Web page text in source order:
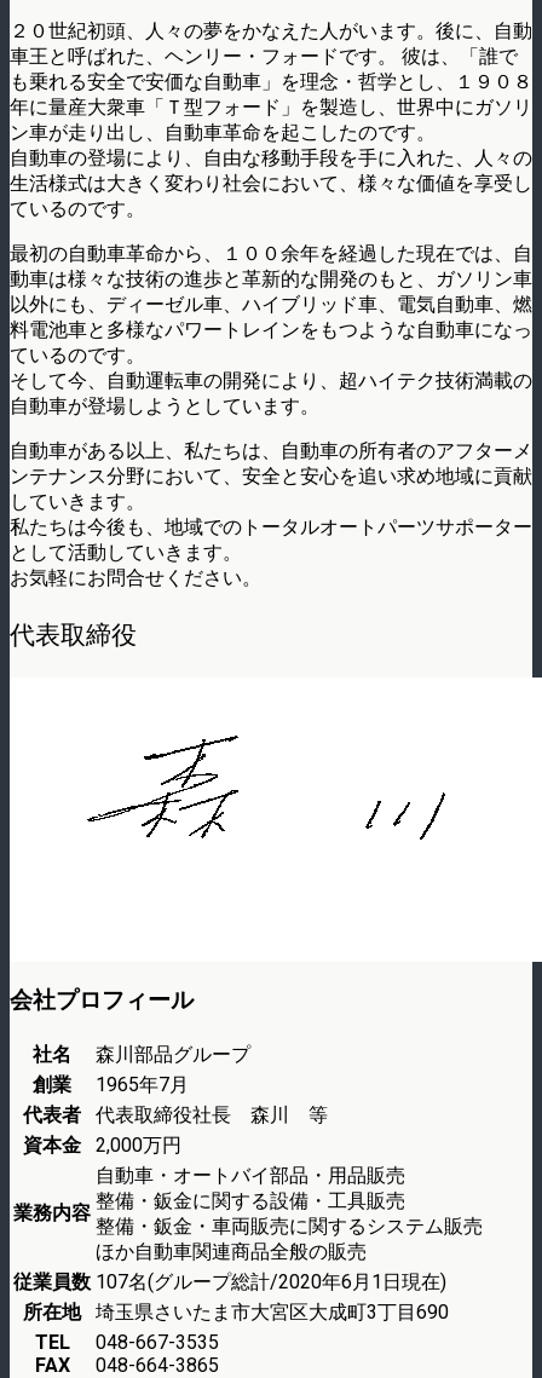
２０世紀初頭、人々の夢をかなえた人がいます。後に、自動
車王と呼ばれた、ヘンリー・フォードです。 彼は、「誰で
も乗れる安全で安価な自動車」を理念・哲学とし、１９０８
年に量産大衆車「Ｔ型フォード」を製造し、世界中にガソリ
ン車が走り出し、自動車革命を起こしたのです。
自動車の登場により、自由な移動手段を手に入れた、人々の
生活様式は大きく変わり社会において、様々な価値を享受し
ているのです。
最初の自動車革命から、１００余年を経過した現在では、自
動車は様々な技術の進歩と革新的な開発のもと、ガソリン車
以外にも、ディーゼル車、ハイブリッド車、電気自動車、燃
料電池車と多様なパワートレインをもつような自動車になっ
ているのです。
そして今、自動運転車の開発により、超ハイテク技術満載の
自動車が登場しようとしています。
自動車がある以上、私たちは、自動車の所有者のアフターメ
ンテナンス分野において、安全と安心を追い求め地域に貢献
していきます。
私たちは今後も、地域でのトータルオートパーツサポーター
として活動していきます。
お気軽にお問合せください。
代表取締役
会社プロフィール
社名
森川部品グループ
創業
1965年7月
代表者
代表取締役社長 森川 等
資本金
2,000万円
業務内容
自動車・オートバイ部品・用品販売
整備・鈑金に関する設備・工具販売
整備・鈑金・車両販売に関するシステム販売
ほか自動車関連商品全般の販売
従業員数 107名(グループ総計/2020年6月1日現在)
所在地
埼玉県さいたま市大宮区大成町3丁目690
TEL
FAX
048-667-3535
048-664-3865